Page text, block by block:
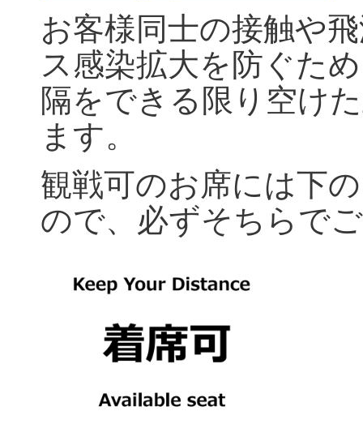
お客様同士の接触や
ス感染拡大を防ぐた
隔をできる限り空け
ます。
観戦可のお席には下
ので、必ずそちらで